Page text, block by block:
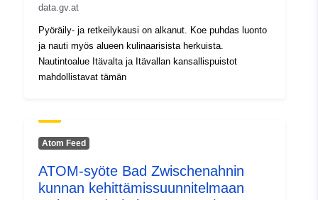
data.gv.at
Pyöräily- ja retkeilykausi on alkanut. Koe puhdas luonto
ja nauti myös alueen kulinaarisista herkuista.
Nautintoalue Itävalta ja Itävallan kansallispuistot
mahdollistavat tämän
Atom Feed
ATOM-syöte Bad Zwischenahnin
kunnan kehittämissuunnitelmaan